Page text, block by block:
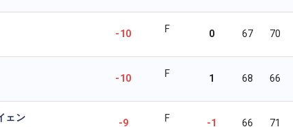
-10 F 0 67 70
-10 F 1 68 66
ェン -9 F -1 66 71